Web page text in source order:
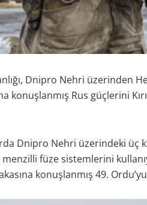
Dnipro Nehri üzerinden
konuşlanmış Rus güçlerini
Dnipro Nehri üzerindeki üç
menzilli füze sistemlerini
konuşlanmış 49.